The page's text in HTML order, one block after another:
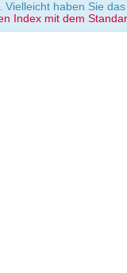
haben Sie
Index mit dem